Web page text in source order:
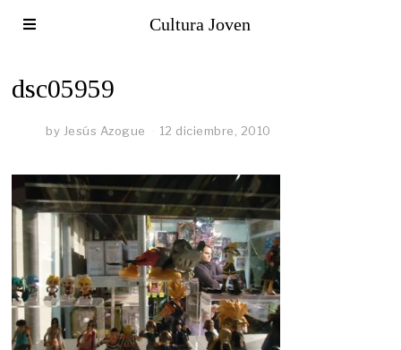
Cultura Joven
dsc05959
by Jesús Azogue 12 diciembre, 2010